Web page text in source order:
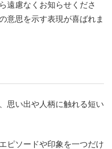
遠慮なくお知らせくださ
意思を示す表現が喜ばれま
思い出や人柄に触れる短い
ピソードや印象を一つだけ